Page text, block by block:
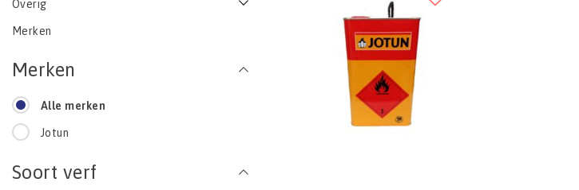
Overig
Merken
Merken
Alle merken
Jotun
Soort verf